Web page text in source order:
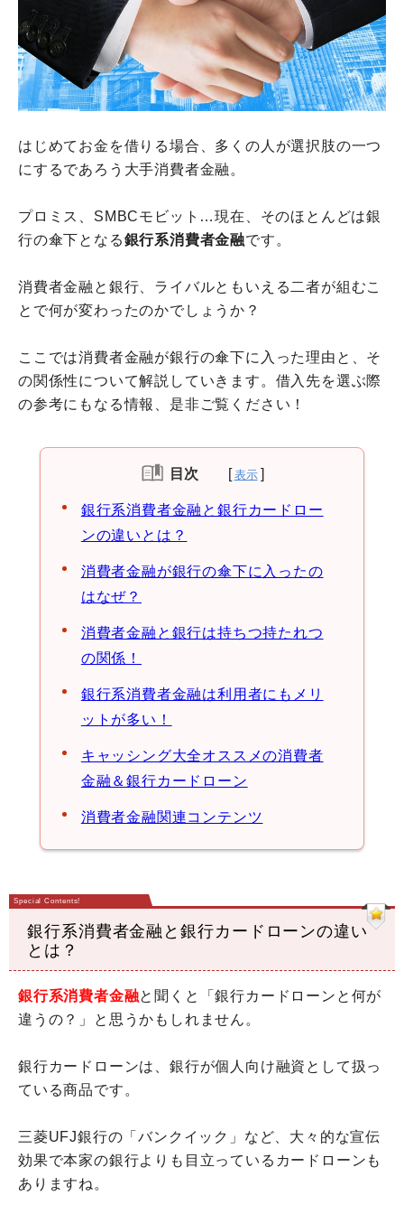
はじめてお金を借りる場合、多くの人が選択肢の一つ
にするであろう大手消費者金融。
プロミス、SMBCモビット…現在、そのほとんどは銀
行の傘下となる銀行系消費者金融です。
消費者金融と銀行、ライバルともいえる二者が組むこ
とで何が変わったのかでしょうか？
ここでは消費者金融が銀行の傘下に入った理由と、そ
の関係性について解説していきます。借入先を選ぶ際
の参考にもなる情報、是非ご覧ください！
目次
銀行系消費者金融と銀行カードロー
ンの違いとは？
消費者金融が銀行の傘下に入ったの
はなぜ？
消費者金融と銀行は持ちつ持たれつ
の関係！
銀行系消費者金融は利用者にもメリ
ットが多い！
キャッシング大全オススメの消費者
金融＆銀行カードローン
消費者金融関連コンテンツ
銀行系消費者金融と銀行カードローンの違い
とは？
銀行系消費者金融と聞くと「銀行カードローンと何が
違うの？」と思うかもしれません。
銀行カードローンは、銀行が個人向け融資として扱っ
ている商品です。
三菱UFJ銀行の「バンクイック」など、大々的な宣伝
効果で本家の銀行よりも目立っているカードローンも
ありますね。